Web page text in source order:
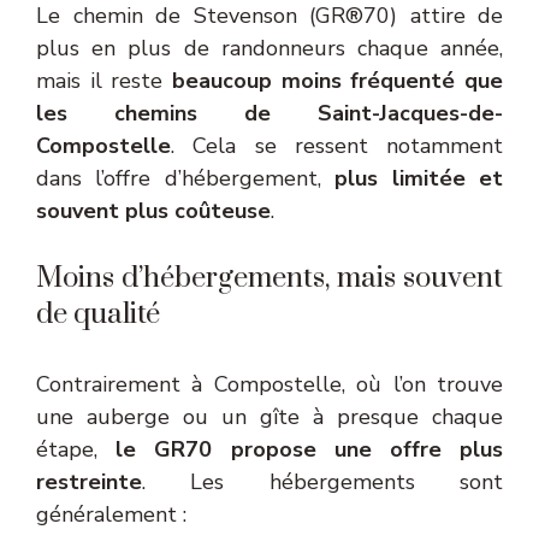
Le chemin de Stevenson (GR®70) attire de
plus en plus de randonneurs chaque année,
mais il reste beaucoup moins fréquenté que
les chemins de Saint-Jacques-de-
Compostelle. Cela se ressent notamment
dans l’offre d’hébergement, plus limitée et
souvent plus coûteuse.
Moins d’hébergements, mais souvent
de qualité
Contrairement à Compostelle, où l’on trouve
une auberge ou un gîte à presque chaque
étape, le GR70 propose une offre plus
restreinte. Les hébergements sont
généralement :